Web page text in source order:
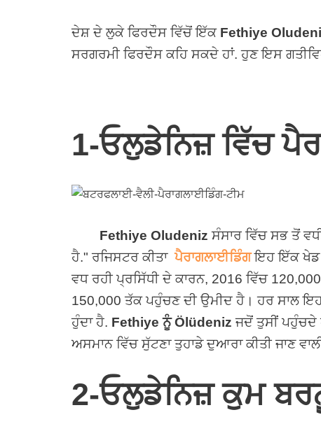
ਦੇਸ਼ ਦੇ ਲੁਕੇ ਫਿਰਦੌਸ ਵਿੱਚੋਂ ਇੱਕ Fethiye
ਸਰਗਰਮੀ ਫਿਰਦੌਸ ਕਹਿ ਸਕਦੇ ਹਾਂ. ਹੁਣ ਇਸ
1-ਓਲੁਡੇਨਿਜ਼ ਵਿੱਚ
Fethiye Oludeniz ਸੰਸਾਰ ਵਿੱਚ ਸਭ ਤੋਂ
ਹੈ." ਰਜਿਸਟਰ ਕੀਤਾਪੈਰਾਗਲਾਈਡਿੰਗਇਹ ਇੱਕ ਖੇਡ
ਵਧ ਰਹੀ ਪ੍ਰਸਿੱਧੀ ਦੇ ਕਾਰਨ, 2016 ਵਿੱਚ
150,000 ਤੱਕ ਪਹੁੰਚਣ ਦੀ ਉਮੀਦ ਹੈ। ਹਰ ਸਾਲ
ਹੁੰਦਾ ਹੈ. Fethiye ਨੂੰ Ölüdeniz ਜਦੋਂ ਤੁਸੀਂ ਪਹੁੰਚਦੇ
ਅਸਮਾਨ ਵਿੱਚ ਸੁੱਟਣਾ ਤੁਹਾਡੇ ਦੁਆਰਾ ਕੀਤੀ ਜਾਣ
2-ਓਲੁਡੇਨਿਜ਼ ਕੁਮ